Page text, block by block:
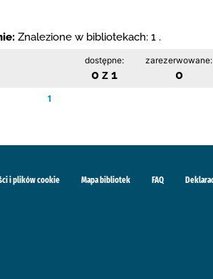
Znalezione w bibliotekach: 1 .
dostępne:
0 z 1
zarezerwowane:
0
1
i plików cookie Mapa bibliotek FAQ